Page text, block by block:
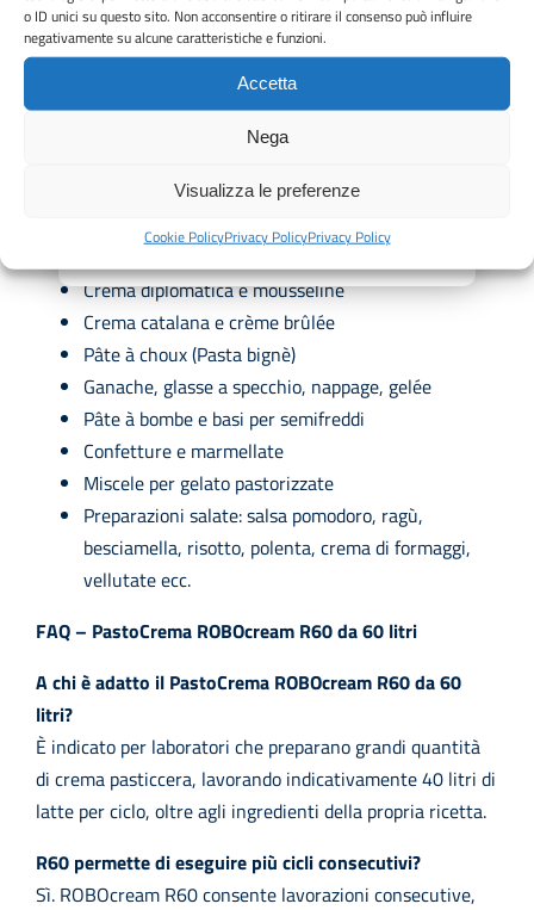
o ID unici su questo sito. Non acconsentire o ritirare il consenso può influire
negativamente su alcune caratteristiche e funzioni.
Accetta
Nega
Visualizza le preferenze
Cookie PolicyPrivacy PolicyPrivacy Policy
Mantenere costanza nella qualità evitando errori e
sprechi
Il modello ROBOcream R60 da 60 litri è ottimizzato per
Crema pasticcera classica e tutte le sue varianti di
Crema diplomatica e mousseline
Crema catalana e crème brûlée
Pâte à choux (Pasta bignè)
Ganache, glasse a specchio, nappage, gelée
Pâte à bombe e basi per semifreddi
Confetture e marmellate
Miscele per gelato pastorizzate
Preparazioni salate: salsa pomodoro, ragù,
besciamella, risotto, polenta, crema di formaggi,
vellutate ecc.
FAQ – PastoCrema ROBOcream R60 da 60 litri
A chi è adatto il PastoCrema ROBOcream R60 da 60
litri?
È indicato per laboratori che preparano grandi quantità
di crema pasticcera, lavorando indicativamente 40 litri di
latte per ciclo, oltre agli ingredienti della propria ricetta.
R60 permette di eseguire più cicli consecutivi?
Sì. ROBOcream R60 consente lavorazioni consecutive,